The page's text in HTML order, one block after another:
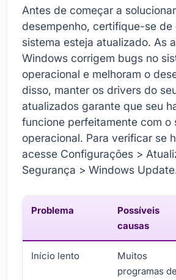
Antes de começar a
desempenho, certifique-se de
sistema esteja atualizado. As
Windows corrigem bugs no
operacional e melhoram o
disso, manter os drivers do
atualizados garante que seu
funcione perfeitamente com o
operacional. Para verificar se
acesse Configurações >
Segurança > Windows
Problema
Possíveis
causas
Início lento
Muitos
programas de